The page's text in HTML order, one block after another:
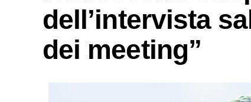
dell’intervista
dei meeting”